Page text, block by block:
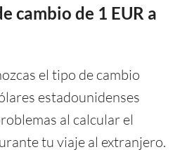
cambio de 1 EUR a
el tipo de cambio
estadounidenses
al calcular el
tu viaje al extranjero.